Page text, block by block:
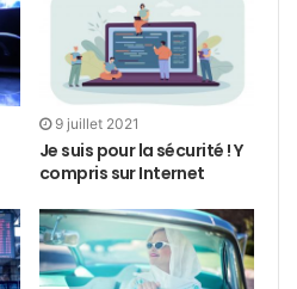
9 juillet 2021
Je suis pour la sécurité ! Y
compris sur Internet